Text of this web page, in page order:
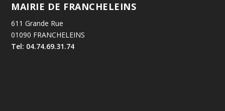
MAIRIE DE FRANCHELEINS
611 Grande Rue
01090 FRANCHELEINS
Tel: 04.74.69.31.74